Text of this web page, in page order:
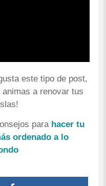
este tipo de post,
a renovar tus
para hacer tu
ordenado a lo